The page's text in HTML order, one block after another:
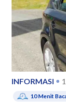
INFORMASI
10Menit